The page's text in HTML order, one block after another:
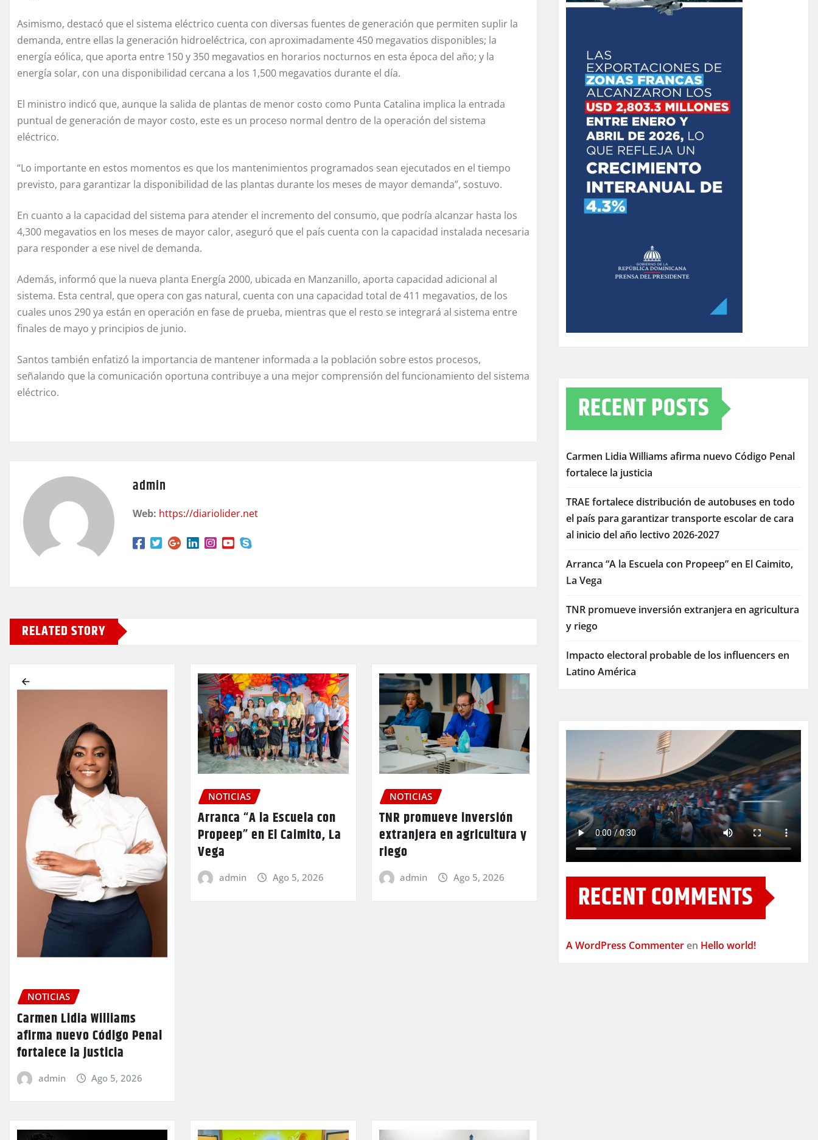
Asimismo, destacó que el sistema eléctrico cuenta con diversas fuentes de generación que permiten suplir la
demanda, entre ellas la generación hidroeléctrica, con aproximadamente 450 megavatios disponibles; la
energía eólica, que aporta entre 150 y 350 megavatios en horarios nocturnos en esta época del año; y la
energía solar, con una disponibilidad cercana a los 1,500 megavatios durante el día.
El ministro indicó que, aunque la salida de plantas de menor costo como Punta Catalina implica la entrada
puntual de generación de mayor costo, este es un proceso normal dentro de la operación del sistema
eléctrico.
“Lo importante en estos momentos es que los mantenimientos programados sean ejecutados en el tiempo
previsto, para garantizar la disponibilidad de las plantas durante los meses de mayor demanda”, sostuvo.
En cuanto a la capacidad del sistema para atender el incremento del consumo, que podría alcanzar hasta los
4,300 megavatios en los meses de mayor calor, aseguró que el país cuenta con la capacidad instalada necesaria
para responder a ese nivel de demanda.
Además, informó que la nueva planta Energía 2000, ubicada en Manzanillo, aporta capacidad adicional al
sistema. Esta central, que opera con gas natural, cuenta con una capacidad total de 411 megavatios, de los
cuales unos 290 ya están en operación en fase de prueba, mientras que el resto se integrará al sistema entre
finales de mayo y principios de junio.
Santos también enfatizó la importancia de mantener informada a la población sobre estos procesos,
señalando que la comunicación oportuna contribuye a una mejor comprensión del funcionamiento del sistema
eléctrico.
admin
Web: https://diariolider.net
RELATED STORY
NOTICIAS
Carmen Lidia Williams
afirma nuevo Código Penal
fortalece la justicia
admin Ago 5, 2026
NOTICIAS
Arranca “A la Escuela con
Propeep” en El Caimito, La
Vega
admin Ago 5, 2026
NOTICIAS
TNR promueve inversión
extranjera en agricultura y
riego
admin Ago 5, 2026
RECENT POSTS
Carmen Lidia Williams afirma nuevo Código Penal
fortalece la justicia
TRAE fortalece distribución de autobuses en todo
el país para garantizar transporte escolar de cara
al inicio del año lectivo 2026-2027
Arranca “A la Escuela con Propeep” en El Caimito,
La Vega
TNR promueve inversión extranjera en agricultura
y riego
Impacto electoral probable de los influencers en
Latino América
RECENT COMMENTS
A WordPress Commenter en Hello world!